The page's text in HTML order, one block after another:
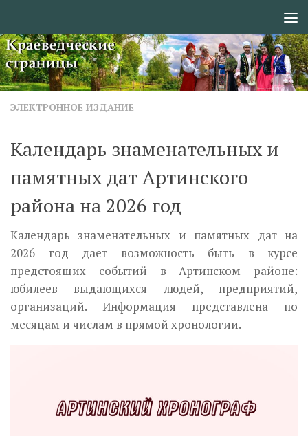
ЭЛЕКТРОННОЕ ИЗДАНИЕ
Календарь знаменательных и
памятных дат Артинского
района на 2026 год
Календарь знаменательных и памятных дат на
2026 год дает возможность быть в курсе
предстоящих событий в Артинском районе:
юбилеев выдающихся людей, предприятий,
организаций. Информация представлена по
месяцам и числам в прямой хронологии.